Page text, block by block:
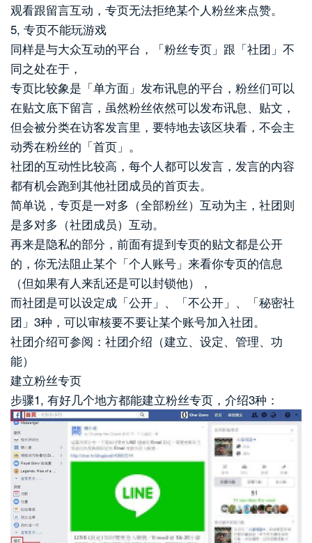
观看跟留言互动，专页无法拒绝某个人粉丝来点赞。
5, 专页不能玩游戏
同样是与大众互动的平台，「粉丝专页」跟「社团」不
同之处在于，
专页比较象是「单方面」发布讯息的平台，粉丝们可以
在贴文底下留言，虽然粉丝依然可以发布讯息、贴文，
但会被分类在访客发言里，要特地去该区块看，不会主
动秀在粉丝的「首页」。
社团的互动性比较高，每个人都可以发言，发言的内容
都有机会跑到其他社团成员的首页去。
简单说，专页是一对多（全部粉丝）互动为主，社团则
是多对多（社团成员）互动。
再来是隐私的部分，前面有提到专页的贴文都是公开
的，你无法阻止某个「个人账号」来看你专页的信息
（但如果有人来乱还是可以封锁他），
而社团是可以设定成「公开」、「不公开」、「秘密社
团」3种，可以审核要不要让某个账号加入社团。
社团介绍可参阅：社团介绍（建立、设定、管理、功
能）
建立粉丝专页
步骤1, 有好几个地方都能建立粉丝专页，介绍3种：